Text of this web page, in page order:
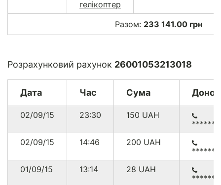
гелікоптер
Разом: 233 141.00 грн
Розрахунковий рахунок 26001053213018
Дата Час Сума Донор
02/09/15 23:30 150 UAH
02/09/15
14:46 200 UAH
01/09/15
13:14 28 UAH